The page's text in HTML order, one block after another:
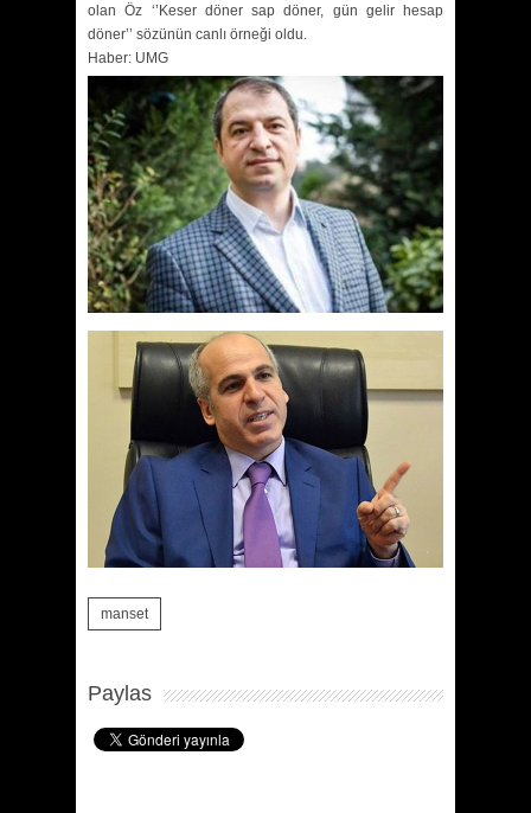
olan Öz ‘’Keser döner sap döner, gün gelir hesap
döner’’ sözünün canlı örneği oldu.
Haber: UMG
manset
Paylas